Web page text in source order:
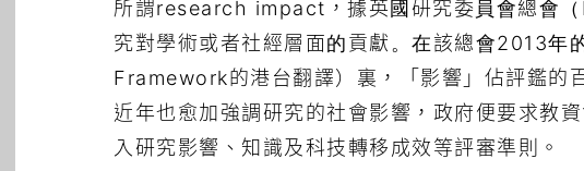
所謂research impact，據英國研究委員會總會
究對學術或者社經層面的貢獻。在該總會2013
Framework的港台翻譯）裏，「影響」佔評鑑的
近年也愈加強調研究的社會影響，政府便要求教
入研究影響、知識及科技轉移成效等評審準則。